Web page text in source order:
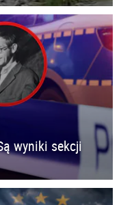
wyniki sekcji